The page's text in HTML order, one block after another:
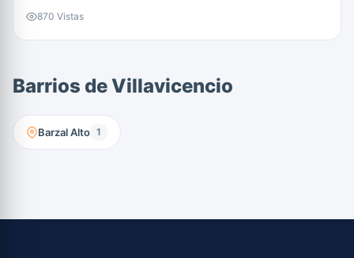
870 Vistas
Barrios de Villavicencio
Barzal Alto 1